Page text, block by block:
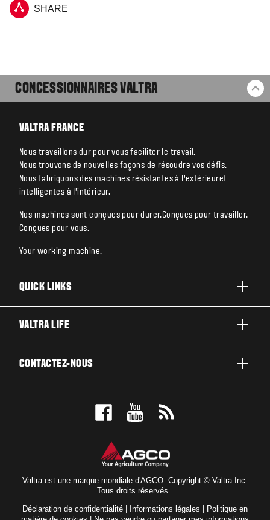
SHARE
CONCESSIONNAIRES VALTRA
VALTRA FRANCE
Nous travaillons dur pour vous faciliter le travail.
Nous trouvons de nouvelles façons de résoudre vos défis.
Nous fabriquons des machines résistantes à l’extérieuret
intelligentes à l’intérieur.
Nos machines sont conçues pour durer.Conçues pour travailler.
Conçues pour vous.
Your working machine.
QUICK LINKS
TECHNOLOGIES
VALTRA LIFE
CONTACTEZ-NOUS
CONCESSIONNAIRES VALTRA
Valtra est une marque mondiale d'AGCO. Copyright © Valtra Inc.
Tous droits réservés.
Déclaration de confidentialité | Informations légales | Politique en